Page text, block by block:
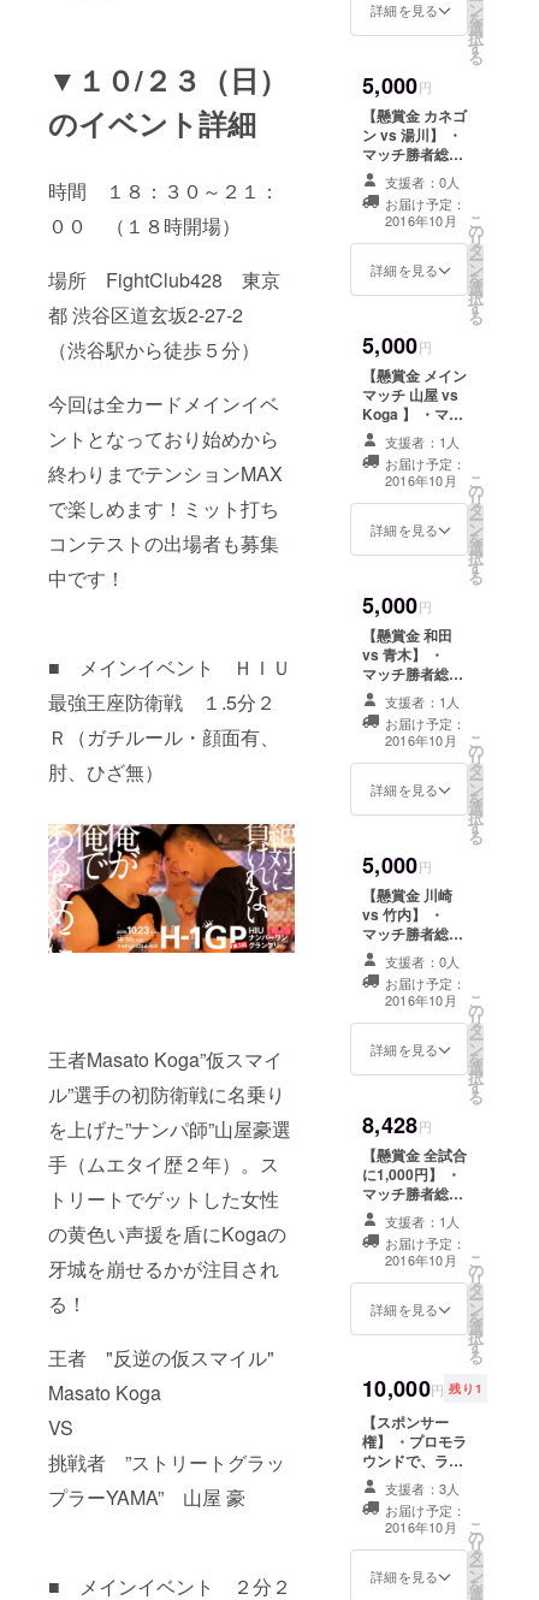
▼１０/２３（日）
のイベント詳細
時間 １８：３０～２１：
００ （１８時開場）
場所 FightClub428 東京
都 渋谷区道玄坂2-27-2
（渋谷駅から徒歩５分）
今回は全カードメインイベ
ントとなっており始めから
終わりまでテンションMAX
で楽しめます！ミット打ち
コンテストの出場者も募集
中です！
■ メインイベント ＨＩＵ
最強王座防衛戦 １.5分２
Ｒ（ガチルール・顔面有、
肘、ひざ無）
王者Masato Koga”仮スマイ
ル”選手の初防衛戦に名乗り
を上げた”ナンパ師”山屋豪選
手（ムエタイ歴２年）。ス
トリートでゲットした女性
の黄色い声援を盾にKogaの
牙城を崩せるかが注目され
る！
王者 "反逆の仮スマイル"
Masato Koga
VS
挑戦者 ”ストリートグラッ
プラーYAMA” 山屋 豪
■ メインイベント ２分２
伝えします！ ※
懸賞金とします
詳細を見る ン
を
選
択
す
る
5,000円
【懸賞金 カネゴ
ン vs 湯川】 ・
マッチ勝者総取
りの懸賞金！ ・
勝者インタ
ビューにて、お
名前と口数、感
謝の言葉をお伝
えします！ ※
懸賞金とします
支援者：0人
お届け予定：
2016年10月
詳細を見る
こ
の
リ
タ
ー
ン
を
選
択
す
る
5,000円
【懸賞金 メイン
マッチ 山屋 vs
Koga 】 ・マッ
チ勝者総取りの
懸賞金！ ・勝者
インタビューに
て、お名前と口
数、感謝の言葉
をお伝えしま
た額を懸賞金と
します
支援者：1人
お届け予定：
2016年10月
詳細を見る
こ
の
リ
タ
ー
ン
を
選
択
す
る
5,000円
【懸賞金 和田
vs 青木】 ・
マッチ勝者総取
りの懸賞金！ ・
勝者インタ
ビューにて、お
名前と口数、感
謝の言葉をお伝
えします！ ※
懸賞金とします
支援者：1人
お届け予定：
2016年10月
詳細を見る
こ
の
リ
タ
ー
ン
を
選
択
す
る
5,000円
【懸賞金 川崎
vs 竹内】 ・
マッチ勝者総取
りの懸賞金！ ・
勝者インタ
ビューにて、お
名前と口数、感
謝の言葉をお伝
えします！ ※
懸賞金とします
支援者：0人
お届け予定：
2016年10月
詳細を見る
こ
の
リ
タ
ー
ン
を
選
択
す
る
8,428円
【懸賞金 全試合
に1,000円】 ・
マッチ勝者総取
りの懸賞金！ ・
勝者インタ
ビューにて、お
名前と口数、感
謝の言葉をお伝
えします！ ※
懸賞金とします
支援者：1人
お届け予定：
2016年10月
詳細を見る
こ
の
リ
タ
ー
ン
を
選
択
す
る
10,000円 残り1
【スポンサー
権】 ・プロモラ
ウンドで、ラウ
ンドガールが宣
伝します！(約3
分程度) (宣伝用
のセリフや商品
等はご準備くだ
さい。) ・開催後
支援者：3人
お届け予定：
2016年10月
詳細を見る
こ
の
リ
タ
ー
ン
を
選